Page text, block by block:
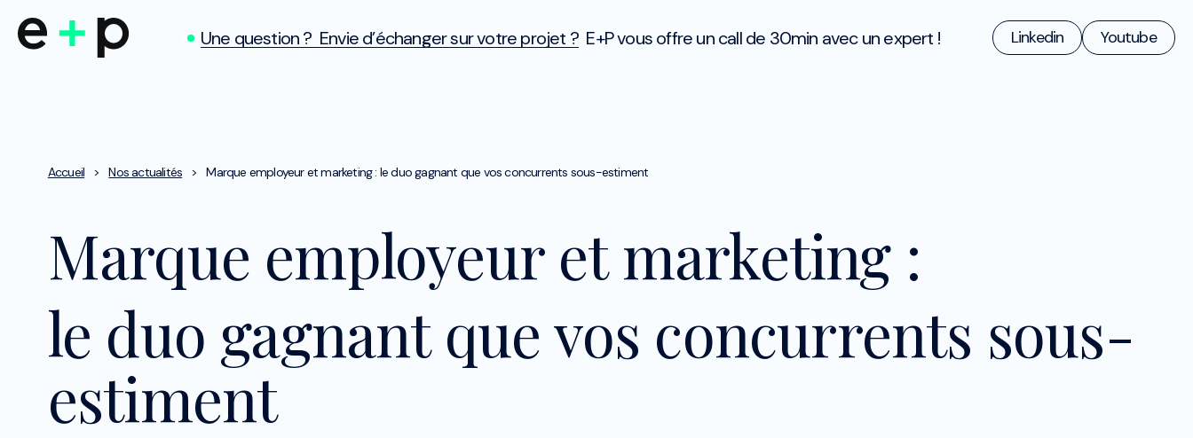
Une question ? Envie d’échanger sur votre projet ? E+P vous offre un call de 30min avec un expert ! Linkedin Youtube
Accueil > Nos actualités > Marque employeur et marketing : le duo gagnant que vos concurrents sous-estiment
Marque employeur et marketing :
le duo gagnant que vos concurrents sous-
estiment